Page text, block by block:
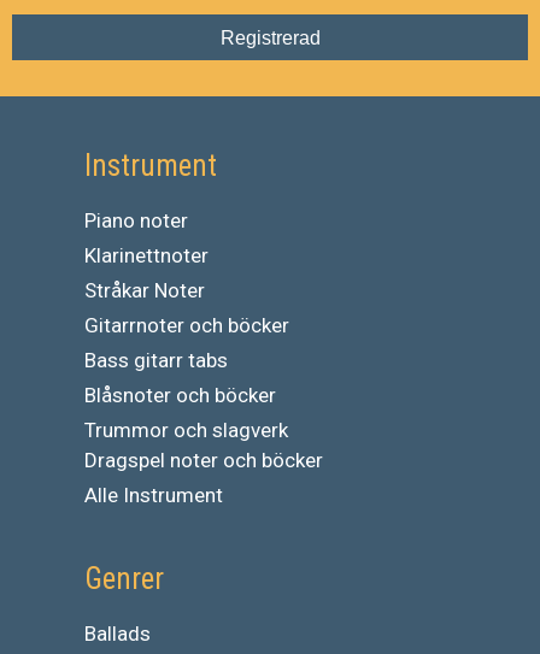
Registrerad
Instrument
Piano noter
Klarinettnoter
Stråkar Noter
Gitarrnoter och böcker
Bass gitarr tabs
Blåsnoter och böcker
Trummor och slagverk
Dragspel noter och böcker
Alle Instrument
Genrer
Ballads